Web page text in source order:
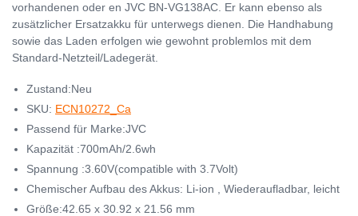
vorhandenen oder en JVC BN-VG138AC. Er kann ebenso als
zusätzlicher Ersatzakku für unterwegs dienen. Die Handhabung
sowie das Laden erfolgen wie gewohnt problemlos mit dem
Standard-Netzteil/Ladegerät.
Zustand:Neu
SKU: ECN10272_Ca
Passend für Marke:JVC
Kapazität :700mAh/2.6wh
Spannung :3.60V(compatible with 3.7Volt)
Chemischer Aufbau des Akkus: Li-ion , Wiederaufladbar, leicht
Größe:42.65 x 30.92 x 21.56 mm